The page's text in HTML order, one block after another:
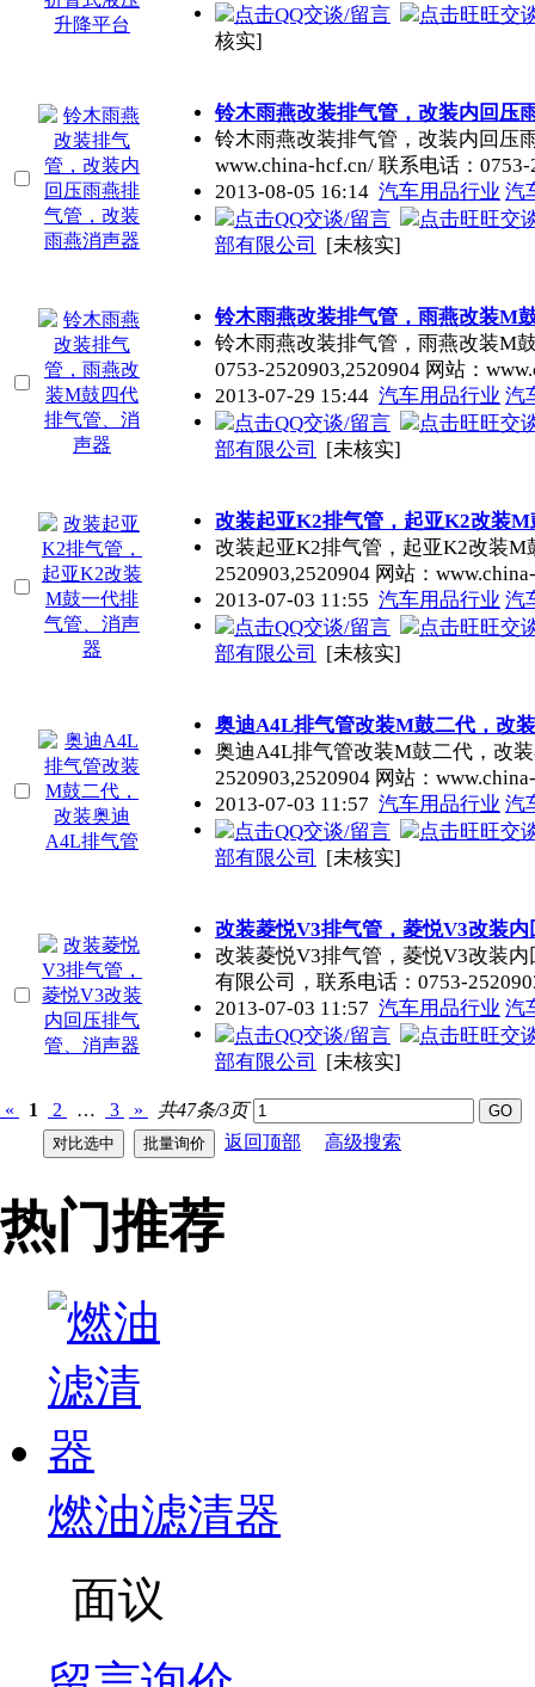
核实]
铃木雨燕改装排气管，改装内回压
铃木雨燕改装排气管，改装内回压
www.china-hcf.cn/ 联系电话：0753-
2013-08-05 16:14 汽车用品行业 汽
部有限公司 [未核实]
铃木雨燕改装排气管，雨燕改装M
铃木雨燕改装排气管，雨燕改装M
0753-2520903,2520904 网站：
2013-07-29 15:44 汽车用品行业 汽
部有限公司 [未核实]
改装起亚K2排气管，起亚K2改装
改装起亚K2排气管，起亚K2改装
2520903,2520904 网站：
2013-07-03 11:55 汽车用品行业 汽
部有限公司 [未核实]
奥迪A4L排气管改装M鼓二代，改
奥迪A4L排气管改装M鼓二代，改
2520903,2520904 网站：
2013-07-03 11:57 汽车用品行业 汽
部有限公司 [未核实]
改装菱悦V3排气管，菱悦V3改装
改装菱悦V3排气管，菱悦V3改装
有限公司，联系电话：0753-
2013-07-03 11:57 汽车用品行业 汽
部有限公司 [未核实]
« 1 2 … 3 »
共47条/3页
返回顶部
高级搜索
热门推荐
燃油滤清器
面议